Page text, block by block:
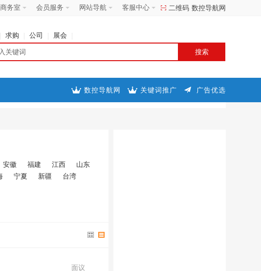
数控导航网
二维码
客服中心
网站导航
会员服务
务室
求购 公司 展会
广告优选
关键词推广
数控导航网
安徽 福建 江西
山东
宁夏 新疆
台湾
面议